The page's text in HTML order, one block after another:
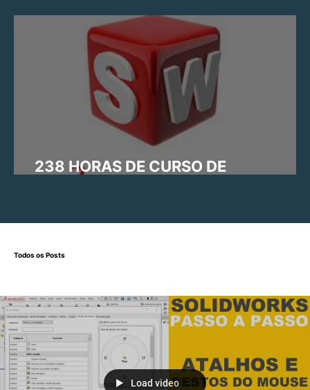
238 HORAS DE CURSO DE
Todos os Posts
Load video